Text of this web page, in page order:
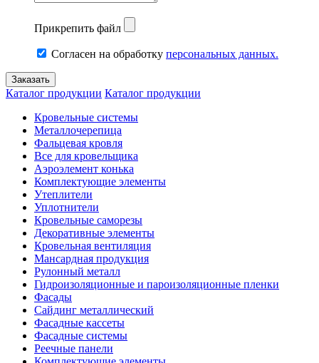
Прикрепить файл
Согласен на обработку персональных данных.
Каталог продукции Каталог продукции
Кровельные системы
Металлочерепица
Фальцевая кровля
Все для кровельщика
Аэроэлемент конька
Комплектующие элементы
Утеплители
Уплотнители
Кровельные саморезы
Декоративные элементы
Кровельная вентиляция
Мансардная продукция
Рулонный металл
Гидроизоляционные и пароизоляционные пленки
Фасады
Сайдинг металлический
Фасадные кассеты
Фасадные системы
Реечные панели